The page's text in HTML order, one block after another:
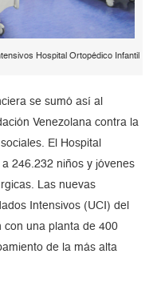
Hospital Ortopédico Infantil
se sumó así al
Venezolana contra la
El Hospital
246.232 niños y jóvenes
Las nuevas
Intensivos (UCI) del
con una planta de 400
de la más alta